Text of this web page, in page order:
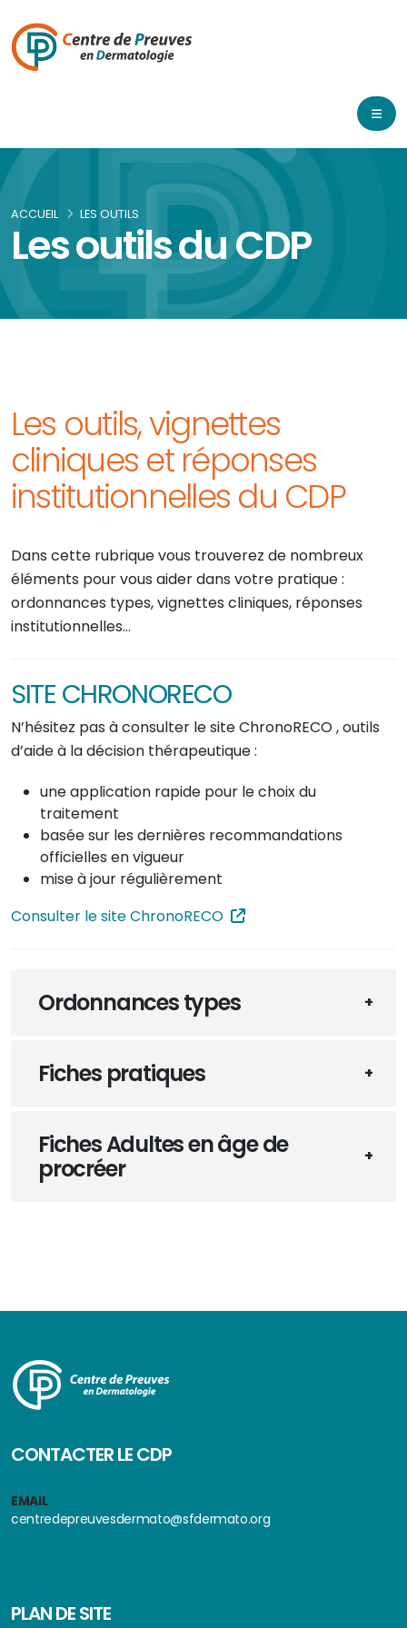
Les outils du CDP
ACCUEIL LES OUTILS
Les outils, vignettes
cliniques et réponses
institutionnelles du CDP
Dans cette rubrique vous trouverez de nombreux
éléments pour vous aider dans votre pratique :
ordonnances types, vignettes cliniques, réponses
institutionnelles…
SITE CHRONORECO
N’hésitez pas à consulter le site ChronoRECO , outils
d’aide à la décision thérapeutique :
une application rapide pour le choix du
traitement
basée sur les dernières recommandations
officielles en vigueur
mise à jour régulièrement
Consulter le site ChronoRECO
Ordonnances types
Fiches pratiques
Fiches Adultes en âge de
procréer
CONTACTER LE CDP
EMAIL
centredepreuvesdermato@sfdermato.org
PLAN DE SITE